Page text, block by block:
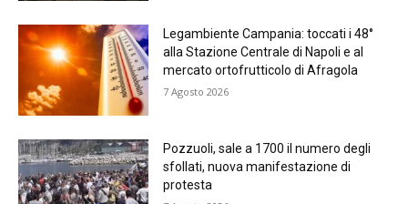
Legambiente Campania: toccati i 48°
alla Stazione Centrale di Napoli e al
mercato ortofrutticolo di Afragola
7 Agosto 2026
Pozzuoli, sale a 1700 il numero degli
sfollati, nuova manifestazione di
protesta